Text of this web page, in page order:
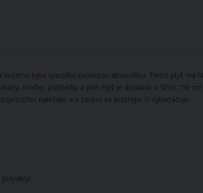
bytu speciální exotickou atmosféru. Tento plyš má
hračky, polštářky a jiné. Plyš je dodáván v šířce 150
naležato a v závěru se protřepe či vykartáčuje.
polyakryl